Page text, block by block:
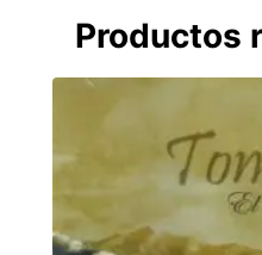
Productos